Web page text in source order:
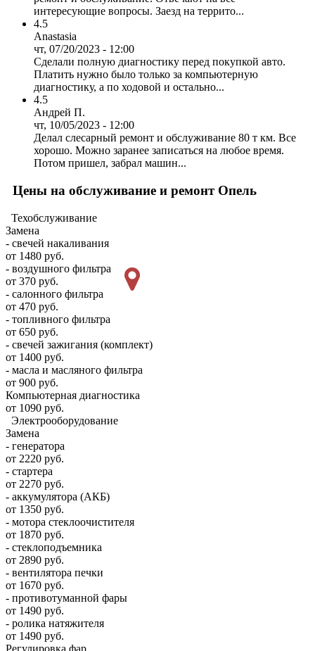
интересующие вопросы. Заезд на террито...
4.5
Anastasia
чт, 07/20/2023 - 12:00
Сделали полную диагностику перед покупкой авто.
Платить нужно было только за компьютерную
диагностику, а по ходовой и остально...
4.5
Андрей П.
чт, 10/05/2023 - 12:00
Делал слесарный ремонт и обслуживание 80 т км. Все
хорошо. Можно заранее записаться на любое время.
Потом пришел, забрал машин...
Цены на обслуживание и ремонт Опель
Техобслуживание
Замена
- свечей накаливания
от 1480 руб.
- воздушного фильтра
от 370 руб.
- салонного фильтра
от 470 руб.
- топливного фильтра
от 650 руб.
- свечей зажигания (комплект)
от 1400 руб.
- масла и масляного фильтра
от 900 руб.
Компьютерная диагностика
от 1090 руб.
Электрооборудование
Замена
- генератора
от 2220 руб.
- стартера
от 2270 руб.
- аккумулятора (АКБ)
от 1350 руб.
- мотора стеклоочистителя
от 1870 руб.
- стеклоподъемника
от 2890 руб.
- вентилятора печки
от 1670 руб.
- противотуманной фары
от 1490 руб.
- ролика натяжителя
от 1490 руб.
Регулировка фар